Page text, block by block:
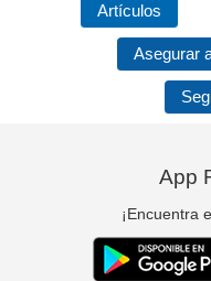
Artículos
Asegurar
App
¡Encuentra